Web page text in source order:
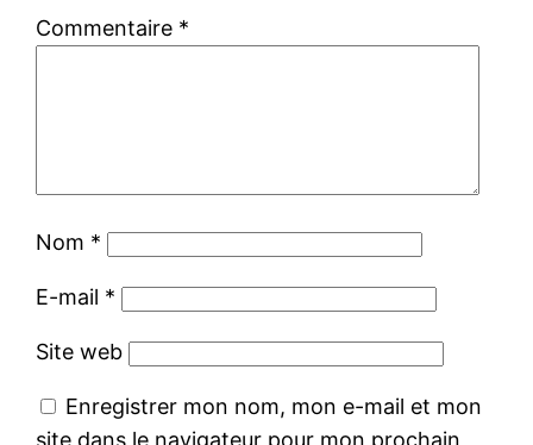
Commentaire *
Nom *
E-mail *
Site web
Enregistrer mon nom, mon e-mail et mon
site dans le navigateur pour mon prochain